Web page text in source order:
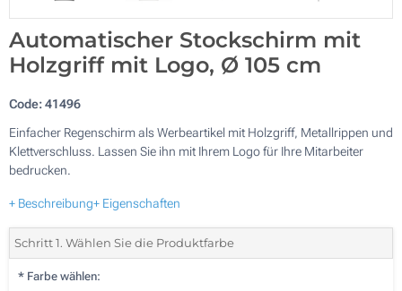
Automatischer Stockschirm mit
Holzgriff mit Logo, Ø 105 cm
Code:41496
Einfacher Regenschirm als Werbeartikel mit Holzgriff, Metallrippen und
Klettverschluss. Lassen Sie ihn mit Ihrem Logo für Ihre Mitarbeiter
bedrucken.
+ Beschreibung+ Eigenschaften
Schritt 1. Wählen Sie die Produktfarbe
* Farbe wählen: